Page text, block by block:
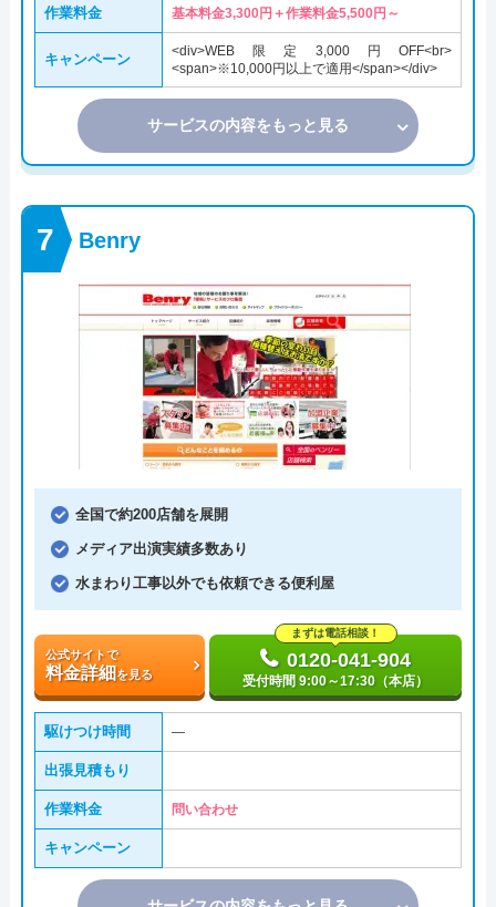
作業料金 基本料金3,300円＋作業料金5,500円～
キャンペーン
<div>WEB限定3,000円OFF<br>
<span>※10,000円以上で適用</span></div>
サービスの内容をもっと見る
Benry
全国で約200店舗を展開
メディア出演実績多数あり
水まわり工事以外でも依頼できる便利屋
公式サイトで
料金詳細を見る
まずは電話相談！
0120-041-904
受付時間 9:00～17:30（本店）
駆けつけ時間 ―
出張見積もり
作業料金 問い合わせ
キャンペーン